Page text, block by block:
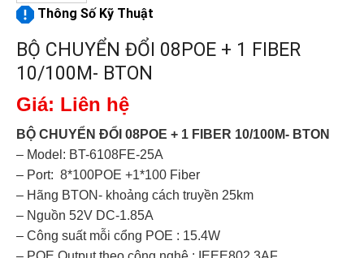
Thông Số Kỹ Thuật
BỘ CHUYỂN ĐỔI 08POE + 1 FIBER
10/100M- BTON
Giá: Liên hệ
BỘ CHUYỂN ĐỔI 08POE + 1 FIBER 10/100M- BTON
– Model: BT-6108FE-25A
– Port: 8*100POE +1*100 Fiber
– Hãng BTON- khoảng cách truyền 25km
– Nguồn 52V DC-1.85A
– Công suất mỗi cổng POE : 15.4W